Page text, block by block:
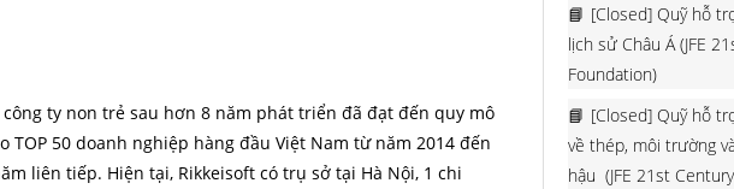
[Closed] Quỹ hỗ
lịch sử Châu Á (JFE
Foundation)
[Closed] Quỹ hỗ
về thép, môi trường
hậu (JFE 21st
ty non trẻ sau hơn 8 năm phát triển đã đạt đến quy mô
TOP 50 doanh nghiệp hàng đầu Việt Nam từ năm 2014 đến
liên tiếp. Hiện tại, Rikkeisoft có trụ sở tại Hà Nội, 1 chi